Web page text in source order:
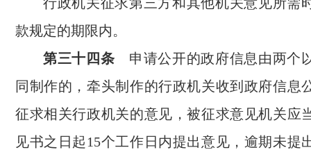
款规定的期限内。
第三十四条 申请公开的政府信息由两个
同制作的，牵头制作的行政机关收到政府信息
征求相关行政机关的意见，被征求意见机关应
见书之日起15个工作日内提出意见，逾期未提